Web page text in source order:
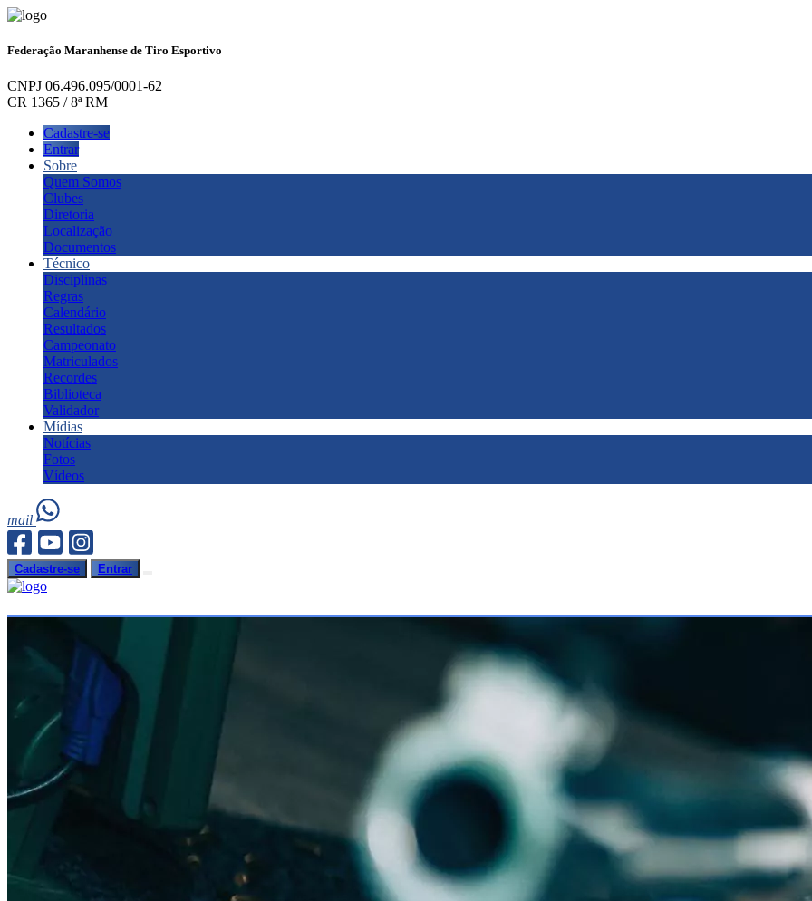
Federação Maranhense de Tiro Esportivo
CNPJ 06.496.095/0001-62
CR 1365 / 8ª RM
Cadastre-se
Entrar
Sobre
Quem Somos
Clubes
Diretoria
Localização
Documentos
Técnico
Disciplinas
Regras
Calendário
Resultados
Campeonato
Matriculados
Recordes
Biblioteca
Validador
Mídias
Notícias
Fotos
Vídeos
mail
Cadastre-se Entrar